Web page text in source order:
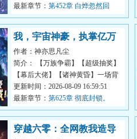
最新章节： 第452章 白烨忽然回
来，要云笙帮忙给别的哨兵疏导
我，宇宙神豪，执掌亿万
星域！
作者：神亦思凡尘
简介： 【万族争霸】【超级抽奖】
【幕后大佬】【诸神黄昏】一场背
叛，令黑网大佬
更新时间：2026-08-09 16:59:51
最新章节： 第625章 彻底封锁。
穿越六零：全网教我造导